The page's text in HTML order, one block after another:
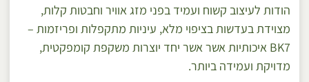
הודות לעיצוב קשוח ועמיד בפני מזג אוויר וחבטות קלות,
מצוידת בעדשות בציפוי מלא, עיניות מתקפלות ופריזמות –
BK7 איכותיות אשר אשר יחד יוצרות משקפת קומפקטית,
מדויקת ועמידה ביותר.